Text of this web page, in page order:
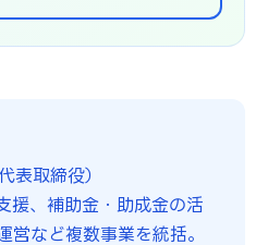
表取締役）
援、補助金・助成金の活
営など複数事業を統括。